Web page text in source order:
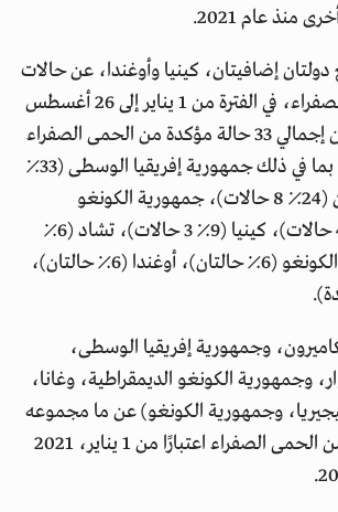
منذ عام 2021.
2022، أبلغ دولتان إضافيتان، كينيا وأوغندا، عن حالات
مؤكدة من الحمى الصفراء، في الفترة من 1 يناير إلى 26 أغسطس
2022، تم الإبلاغ عن إجمالي 33 حالة مؤكدة من الحمى الصفراء
من 8 بلدان إفريقية بما في ذلك جمهورية إفريقيا الوسطى (33٪
11 حالة)، الكاميرون (24٪ 8 حالات)، جمهورية الكونغو
الديمقراطية (13٪ 4 حالات)، كينيا (9٪ 3 حالات)، تشاد (6٪
حالتان)، جمهورية الكونغو (6٪ حالتان)، أوغندا (6٪ حالتان)،
دول (الكاميرون، وجمهورية إفريقيا الوسطى،
وجمهورية الكونغو الديمقراطية، وغانا،
وجمهورية الكونغو) عن ما مجموعه
274 حالة محتملة من الحمى الصفراء اعتبارًا من 1 يناير، 2021